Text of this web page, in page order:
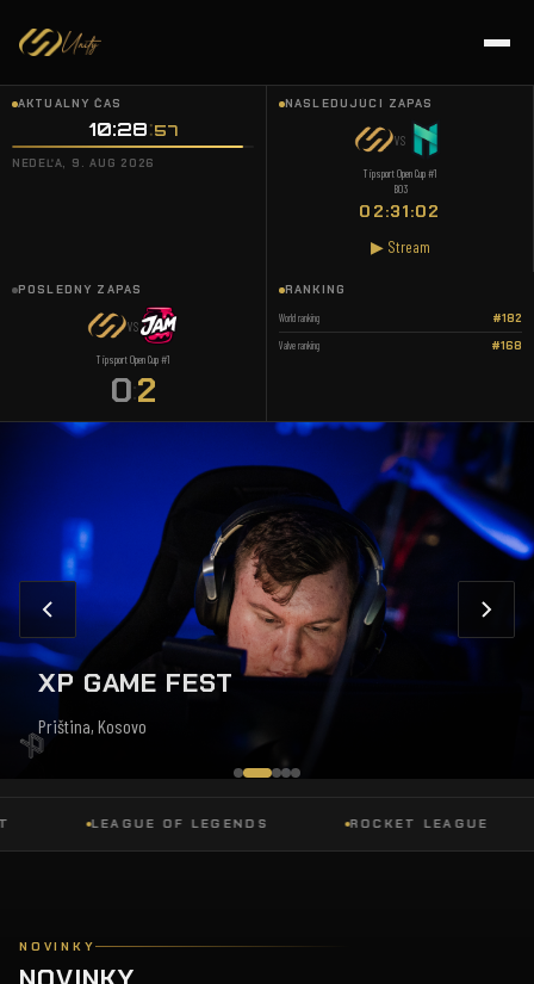
AKTUÁLNY ČAS
10:28 58
NEDEĽA, 9. AUG 2026
NASLEDUJÚCI ZÁPAS
VS
Tipsport Open Cup #1
BO3
02:31:01
▶ Stream
POSLEDNÝ ZÁPAS
VS
Tipsport Open Cup #1
0:2
RANKING
World ranking #182
Valve ranking #168
XP GAME FEST
Priština, Kosovo
LEAGUE OF LEGENDS ROCKET LEAGUE
NOVINKY